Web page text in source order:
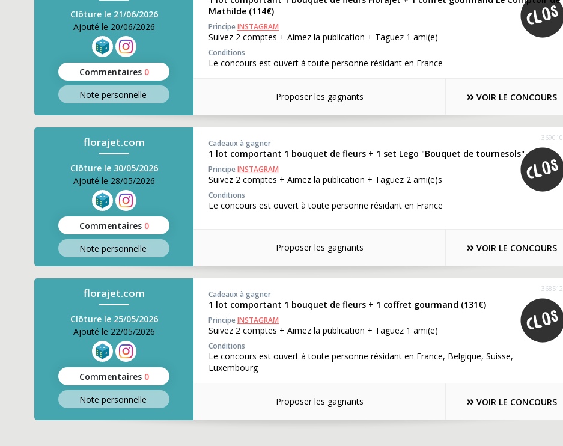
Clôture le 21/06/2026
Ajouté le 20/06/2026
Commentaires 0
Note personnelle
Mathilde (114€)
PrincipeINSTAGRAM
Suivez 2 comptes + Aimez la publication + Taguez 1 ami(e)
Conditions
Le concours est ouvert à toute personne résidant en France
Proposer les gagnants VOIR LE CONCOURS
florajet.com
Clôture le 30/05/2026
Ajouté le 28/05/2026
Commentaires 0
Note personnelle
369010
Cadeaux à gagner
1 lot comportant 1 bouquet de fleurs + 1 set Lego "Bouquet de tournesols"
PrincipeINSTAGRAM
Suivez 2 comptes + Aimez la publication + Taguez 2 ami(e)s
Conditions
Le concours est ouvert à toute personne résidant en France
Proposer les gagnants VOIR LE CONCOURS
florajet.com
Clôture le 25/05/2026
Ajouté le 22/05/2026
Commentaires 0
Note personnelle
368512
Cadeaux à gagner
1 lot comportant 1 bouquet de fleurs + 1 coffret gourmand (131€)
PrincipeINSTAGRAM
Suivez 2 comptes + Aimez la publication + Taguez 1 ami(e)
Conditions
Le concours est ouvert à toute personne résidant en France, Belgique, Suisse,
Luxembourg
Proposer les gagnants VOIR LE CONCOURS